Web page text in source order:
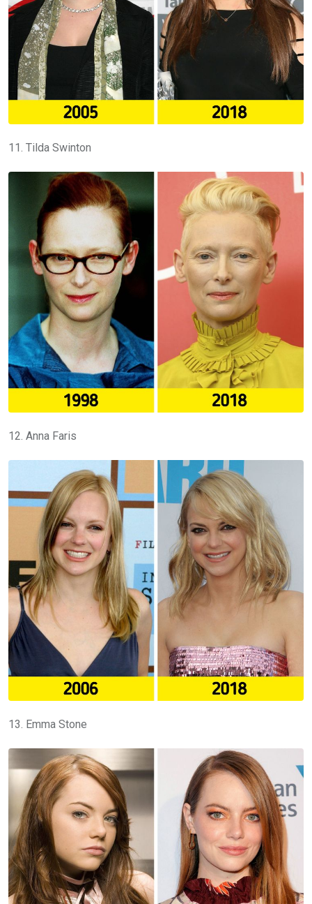
11. Tilda Swinton
12. Anna Faris
13. Emma Stone